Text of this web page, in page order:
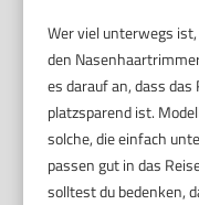
Wer viel unterwegs
den
es darauf an, dass
platzsparend ist.
solche, die einfach
passen gut in das
solltest du bedenken,